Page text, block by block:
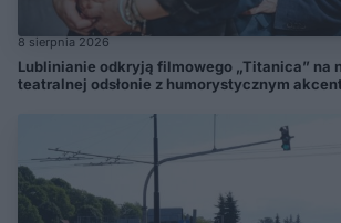
8 sierpnia 2026
Lublinianie odkryją filmowego „Titanica” na
teatralnej odsłonie z humorystycznym